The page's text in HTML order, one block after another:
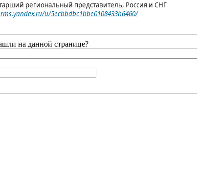
региональный представитель, Россия и СНГ
u/5ecbbdbc1bbe0108433b6460/
на данной странице?